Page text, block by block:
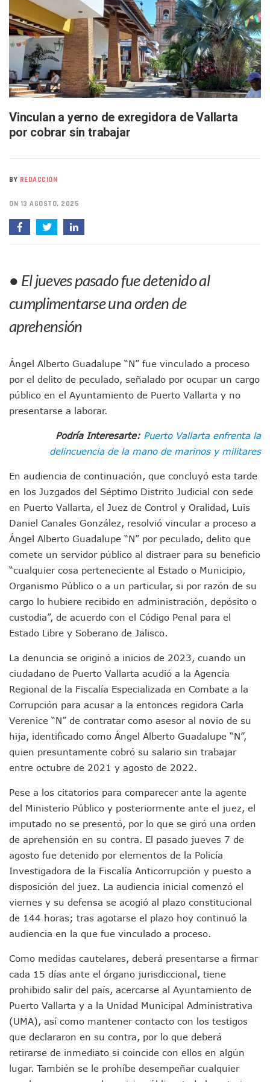
Buscan A Wilber Armando Colmenares Márquez,
Melissa Madero Exige Aclarar Sustento Legal De Las
Washington Enfrenta Una Emergencia Ambiental Por
Avanza Plan Para Construir Estadio De Tritones Vallarta;
Nuevas Concesiones De Taxis En Puerto Vallarta, ¿para
Mueren Cuatro Personas Tras Explosión De Una Pipa En
Bruno Blancas Lleva El Mensaje De La Cuarta
Liberan 180 Crías De Iguana Verde En El Estero El Salado
Ofrecerán Asesoría Jurídica Gratuita En Puerto Vallarta
Juan Solís E Iris Torres Buscan Integrar La Planilla Del PAN
Jóvenes En Movimiento Jalisco Renueva Su Dirigencia
Pancho López; En La Mira Del Comité Nacional Del PAN
IMSS Invierte 12.6 MDP En Remodelar Urgencias Del
En Abril 2027 Terminarán El Centro Regional De Autismo
Puerto Vallarta Fortalece Su Promoción En California Con
Accidente En Un RZR, Principal Hipótesis Por La Muerte
Este Viernes, Lemus Inaugurará El Sistema De
Morena Cierra Filas Por La Defensa Del Agua De Calidad
Hallazgo De Yareli Colmenares Tovar Eleva A 4 Cuerpos
Ra Aguilar Acompaña A Cientos De Familias En Las
Oleaje Y Riesgo Por Cocodrilos Mantienen Restricciones
“Kato” Supera El Abandono Y Comienza Una Nueva Vida
México Necesitaba 600 Mil Empleos; Solo Generó 262 Mil
Poderoso Terremoto Destruye Edificios Y Puentes En
Munguía Es El Sexto Mejor Alcalde De Jalisco, Según
ATM Incorpora 20 Nuevos Camiones Al Corredor Bahía
Colectivos Piden A Lemus Más Ministerios Públicos Para
Avenida Federación En Puerto Vallarta Registra 80% De
Caída De “El Mencho” Elevó Percepción De Inseguridad
Mercado Vallarta Incluye Reúne A Emprendedores
Ayutla Bajo Investigación Tras Reporte De Posible
Lluvias E Inundaciones No Detienen El Transporte Público
Bruno Blancas Reúne A Especialistas Para Analizar La
Entregan Aparato Auditivo A Don Juan Ramírez En Puerto
Juan Carlos Castro Realiza Asamblea Informativa En La
Huracán En Formación Podría Generar Oleaje Elevado En
Viajar A Puerto Vallarta Este Verano Puede Costar Hasta
Buscan Reducir Riesgos Por Cocodrilos En Playas De
Plantean “Ley Don Juanito” Al Diputado Federal Bruno
Asesinan En Oaxaca Al Periodista Francisco Alejandro
Detienen A Cuatro Hombres Armados En Bucerías;
Yussara Canales Pide Transparencia Sobre Nuevo
Adultos Mayores De Ixtapa Tendrán Una “Casa De Día”
Mujeres Recorren Calles De Ixtapa Para Identificar
Bruno Blancas Convoca A Mesa De Análisis Para La
CUCosta E IMSS Nayarit Avanzan En Acuerdos Para
Videos De Presunto Convoy Armado Desatan Operativo
Playa Las Cocinas: Retiran Concesión Y Anuncian Plan De
Dr. Álvarez Zayas Dirige Plan De Salud Animal Y
Por Desaparición Forzada, Expolicías De Nayarit
Orgullo Vallartense: Zhoemí Luévanos Competirá En El
Brigada Forense Brindará Atención A Familias De
Vecinos De Vallarta 500 Exponen Queja De Vialidades A
Joven Esgrimista De Puerto Vallarta Asegura Lugar En El
Llegan Camiones “oruga” A Puerto Vallarta Con
Coordinan Operativo Para Las Tradicionales Paseadas
Monzón Mexicano Causará Lluvias Muy Fuertes En
Acusado De Homicidio En El Tuito Permanecerá Un Año
Descartan Riesgo De Tsunami Para Puerto Vallarta Tras
Vinculan a yerno de exregidora de Vallarta
por cobrar sin trabajar
BY REDACCIÓN
ON 13 AGOSTO, 2025
● El jueves pasado fue detenido al
cumplimentarse una orden de
aprehensión
Ángel Alberto Guadalupe “N” fue vinculado a proceso
por el delito de peculado, señalado por ocupar un cargo
público en el Ayuntamiento de Puerto Vallarta y no
presentarse a laborar.
Podría Interesarte: Puerto Vallarta enfrenta la
delincuencia de la mano de marinos y militares
En audiencia de continuación, que concluyó esta tarde
en los Juzgados del Séptimo Distrito Judicial con sede
en Puerto Vallarta, el Juez de Control y Oralidad, Luis
Daniel Canales González, resolvió vincular a proceso a
Ángel Alberto Guadalupe “N” por peculado, delito que
comete un servidor público al distraer para su beneficio
“cualquier cosa perteneciente al Estado o Municipio,
Organismo Público o a un particular, si por razón de su
cargo lo hubiere recibido en administración, depósito o
custodia”, de acuerdo con el Código Penal para el
Estado Libre y Soberano de Jalisco.
La denuncia se originó a inicios de 2023, cuando un
ciudadano de Puerto Vallarta acudió a la Agencia
Regional de la Fiscalía Especializada en Combate a la
Corrupción para acusar a la entonces regidora Carla
Verenice “N” de contratar como asesor al novio de su
hija, identificado como Ángel Alberto Guadalupe “N”,
quien presuntamente cobró su salario sin trabajar
entre octubre de 2021 y agosto de 2022.
Pese a los citatorios para comparecer ante la agente
del Ministerio Público y posteriormente ante el juez, el
imputado no se presentó, por lo que se giró una orden
de aprehensión en su contra. El pasado jueves 7 de
agosto fue detenido por elementos de la Policía
Investigadora de la Fiscalía Anticorrupción y puesto a
disposición del juez. La audiencia inicial comenzó el
viernes y su defensa se acogió al plazo constitucional
de 144 horas; tras agotarse el plazo hoy continuó la
audiencia en la que fue vinculado a proceso.
Como medidas cautelares, deberá presentarse a firmar
cada 15 días ante el órgano jurisdiccional, tiene
prohibido salir del país, acercarse al Ayuntamiento de
Puerto Vallarta y a la Unidad Municipal Administrativa
(UMA), así como mantener contacto con los testigos
que declararon en su contra, por lo que deberá
retirarse de inmediato si coincide con ellos en algún
lugar. También se le prohíbe desempeñar cualquier